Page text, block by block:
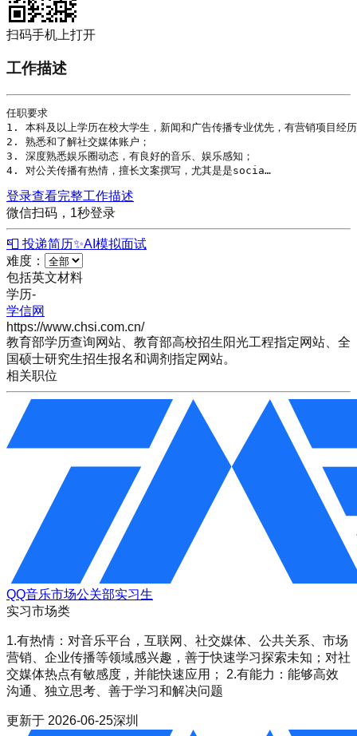
扫码手机上打开
工作描述
任职要求
1. 本科及以上学历在校大学生，新闻和广告传播专业优先，有营销项目经
2. 熟悉和了解社交媒体账户；
3. 深度熟悉娱乐圈动态，有良好的音乐、娱乐感知；
4. 对公关传播有热情，擅长文案撰写，尤其是是socia…
登录查看完整工作描述
微信扫码，1秒登录
📮 投递简历✨AI模拟面试
难度：
包括英文材料
学历-
学信网
https://www.chsi.com.cn/
教育部学历查询网站、教育部高校招生阳光工程指定网站、全
国硕士研究生招生报名和调剂指定网站。
相关职位
QQ音乐市场公关部实习生
实习市场类
1.有热情：对音乐平台，互联网、社交媒体、公共关系、市场
营销、企业传播等领域感兴趣，善于快速学习探索未知；对社
交媒体热点有敏感度，并能快速应用； 2.有能力：能够高效
沟通、独立思考、善于学习和解决问题
更新于 2026-06-25深圳